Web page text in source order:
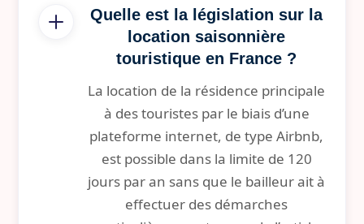
Quelle est la législation sur la
location saisonnière
touristique en France ?
La location de la résidence principale
à des touristes par le biais d’une
plateforme internet, de type Airbnb,
est possible dans la limite de 120
jours par an sans que le bailleur ait à
effectuer des démarches